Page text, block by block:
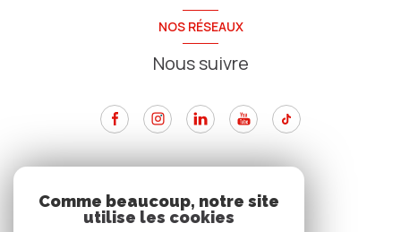
NOS RÉSEAUX
Nous suivre
Nous adhérons
Comme beaucoup, notre site
utilise les cookies